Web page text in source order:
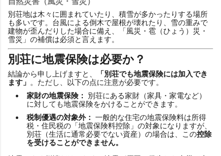
別荘地は木々に囲まれていたり、積雪が多かったりする場所
も多いです。台風による倒木で屋根が壊れたり、雪の重みで
建物が歪んだりした場合に備え、「風災・雹（ひょう）災・
雪災」の補償は必須と言えます。
別荘に地震保険は必要か？
結論から申し上げますと、
「別荘でも地震保険には加入でき
ます」 。ただし、以下の点に注意が必要です。
家財の地震保険：
別荘にある家財（家具・家電など）
に対しても地震保険をかけることができます。
税制優遇の対象外： 一般的な住宅の地震保険料は所得
税・住民税の「地震保険料控除」の対象になりますが、
別荘（生活に通常必要でない資産）の場合は、この控除
を受けることができません。